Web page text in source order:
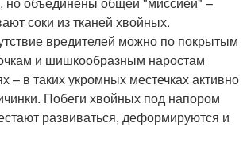
соки из тканей хвойных.
вредителей можно по покрытым
и шишкообразным наростам
– в таких укромных местечках активно
Побеги хвойных под напором
развиваться, деформируются и